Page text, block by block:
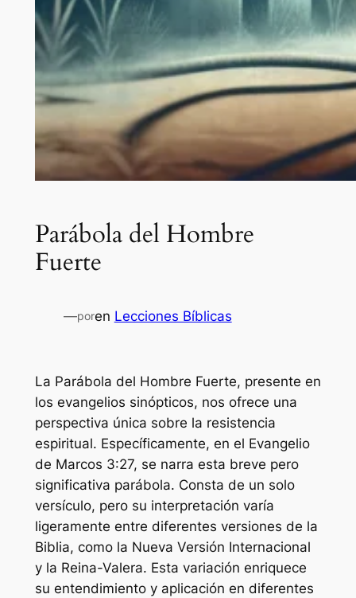
Parábola del Hombre
Fuerte
—poren Lecciones Bíblicas
La Parábola del Hombre Fuerte, presente en
los evangelios sinópticos, nos ofrece una
perspectiva única sobre la resistencia
espiritual. Específicamente, en el Evangelio
de Marcos 3:27, se narra esta breve pero
significativa parábola. Consta de un solo
versículo, pero su interpretación varía
ligeramente entre diferentes versiones de la
Biblia, como la Nueva Versión Internacional
y la Reina-Valera. Esta variación enriquece
su entendimiento y aplicación en diferentes